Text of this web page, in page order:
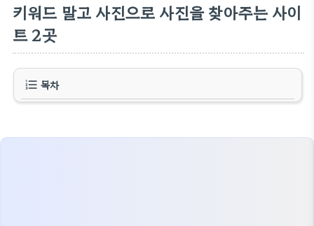
키워드 말고 사진으로 사진을 찾아주는 사이
트 2곳
목차